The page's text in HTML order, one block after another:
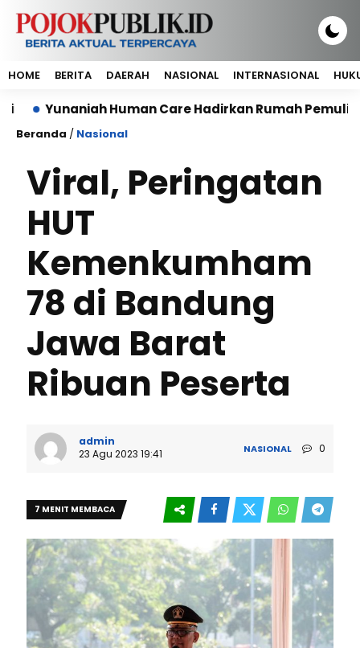
HOME BERITA DAERAH NASIONAL INTERNASIONAL
Human Care Hadirkan Rumah Pemulihan bagi
Beranda / Nasional
Viral, Peringatan
HUT
Kemenkumham
78 di Bandung
Jawa Barat
Ribuan Peserta
admin
23 Agu 2023 19:41
NASIONAL 0
7 MENIT MEMBACA